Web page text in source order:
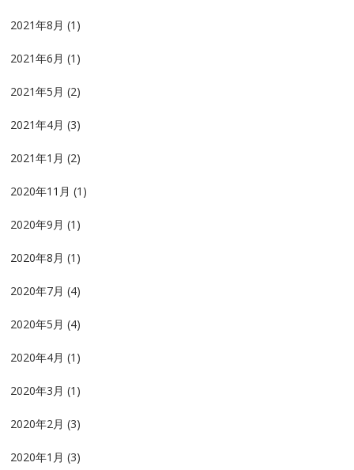
2021年8月 (1)
2021年6月 (1)
2021年5月 (2)
2021年4月 (3)
2021年1月 (2)
2020年11月 (1)
2020年9月 (1)
2020年8月 (1)
2020年7月 (4)
2020年5月 (4)
2020年4月 (1)
2020年3月 (1)
2020年2月 (3)
2020年1月 (3)